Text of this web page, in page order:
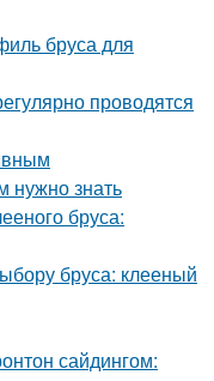
бруса для
проводятся
нужно знать
бруса:
бруса: клееный
сайдингом: